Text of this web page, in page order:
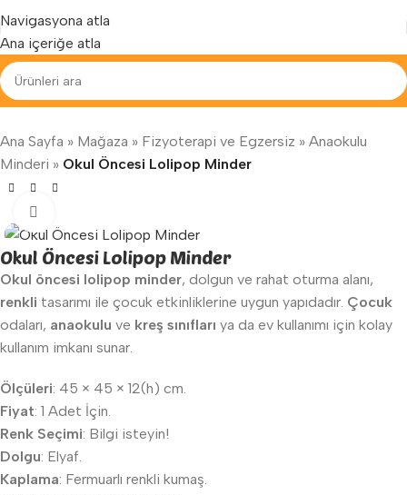
Navigasyona atla
Ana içeriğe atla
Yenilenen arayüzümüz ile hizmetinizdeyiz...
Ana Sayfa » Mağaza » Fizyoterapi ve Egzersiz » Anaokulu
Minderi » Okul Öncesi Lolipop Minder
Okul Öncesi Lolipop Minder
Okul öncesi lolipop minder, dolgun ve rahat oturma alanı,
renkli tasarımı ile çocuk etkinliklerine uygun yapıdadır. Çocuk
odaları, anaokulu ve kreş sınıfları ya da ev kullanımı için kolay
kullanım imkanı sunar.
Ölçüleri: 45 × 45 × 12(h) cm.
Fiyat: 1 Adet İçin.
Renk Seçimi: Bilgi isteyin!
Dolgu: Elyaf.
Kaplama: Fermuarlı renkli kumaş.